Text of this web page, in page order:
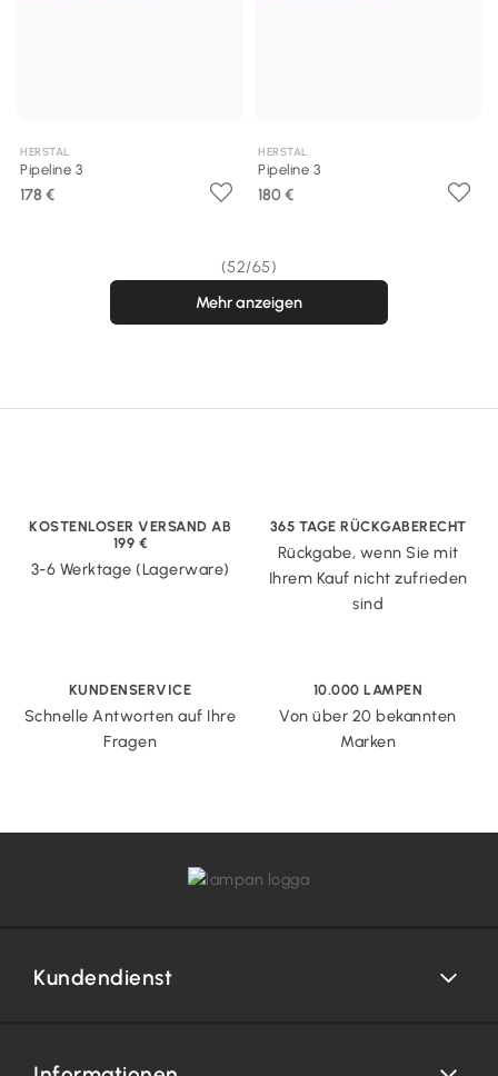
HERSTAL
Pipeline 3
178 €
HERSTAL
Pipeline 3
180 €
(52/65)
Mehr anzeigen
KOSTENLOSER VERSAND AB
199 €
3-6 Werktage (Lagerware)
365 TAGE RÜCKGABERECHT
Rückgabe, wenn Sie mit
Ihrem Kauf nicht zufrieden
sind
KUNDENSERVICE
Schnelle Antworten auf Ihre
Fragen
10.000 LAMPEN
Von über 20 bekannten
Marken
Kundendienst